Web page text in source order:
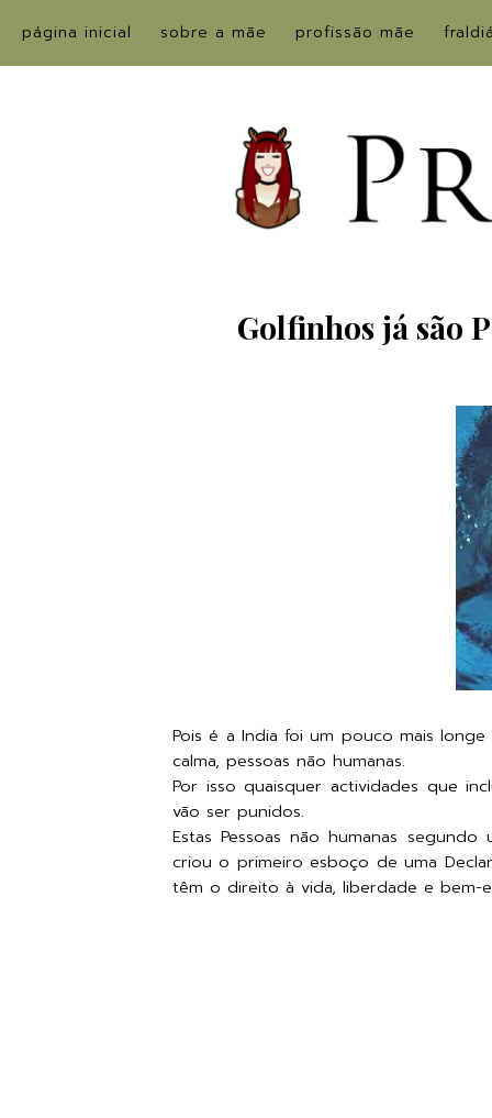
página inicial sobre a mãe profissão mãe
Golfinhos já são
Pois é a India foi um pouco mais
calma, pessoas não humanas.
Por isso quaisquer actividades que
vão ser punidos.
Estas Pessoas não humanas
criou o primeiro esboço de uma
têm o direito à vida, liberdade e bem-